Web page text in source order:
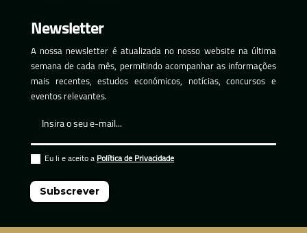
Newsletter
A nossa newsletter é atualizada no nosso website na última
semana de cada mês, permitindo acompanhar as informações
mais recentes, estudos económicos, notícias, concursos e
eventos relevantes.
Eu li e aceito aPolítica de Privacidade
Subscrever